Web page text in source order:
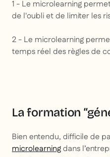
1 - Le microlearning
de l'oubli et de limiter les
2 - Le microlearning
temps réel des règles de
La formation
Bien entendu, difficile de
microlearningdans